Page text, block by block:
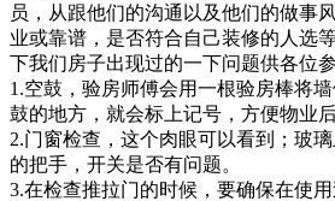
员，从跟他们的沟通以及他们的做事
业或靠谱，是否符合自己装修的人选
下我们房子出现过的一下问题供各位
1.空鼓，验房师傅会用一根验房棒将
鼓的地方，就会标上记号，方便物业
2.门窗检查，这个肉眼可以看到；玻
的把手，开关是否有问题。
3.在检查推拉门的时候，要确保在使